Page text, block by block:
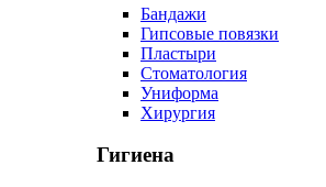
Бандажи
Гипсовые повязки
Пластыри
Стоматология
Униформа
Хирургия
Гигиена